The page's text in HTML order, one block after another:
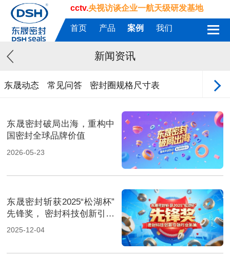
cctv.央视访谈企业一航天级研发基地
首页 产品 案例 我们
新闻资讯
东晟动态 常见问答 密封圈规格尺寸表
东晟密封破局出海，重构中
国密封全球品牌价值
2026-05-23
东晟密封斩获2025“松湖杯”
先锋奖， 密封科技创新引领
行业新篇！
2025-12-04